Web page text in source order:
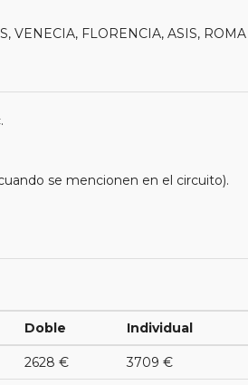
VENECIA, FLORENCIA, ASIS, ROMA
se mencionen en el circuito).
Doble Individual
2628 € 3709 €